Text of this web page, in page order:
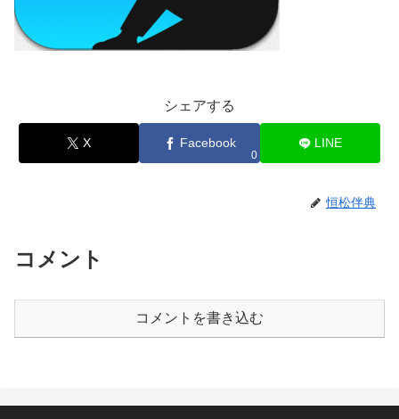
シェアする
X Facebook
0
LINE
恒松伴典
コメント
コメントを書き込む